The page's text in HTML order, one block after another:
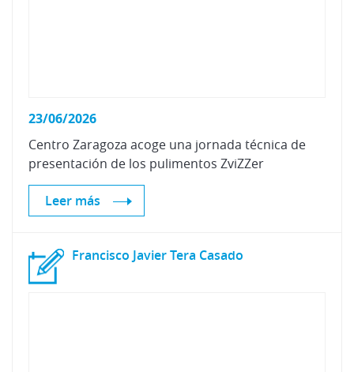
23/06/2026
Centro Zaragoza acoge una jornada técnica de
presentación de los pulimentos ZviZZer
Leer más
Francisco JavierTera Casado